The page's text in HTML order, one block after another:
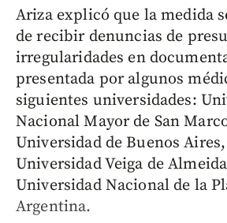
Ariza explicó que la medida
de recibir denuncias de
irregularidades en
presentada por algunos
siguientes universidades:
Nacional Mayor de San
Universidad de Buenos
Universidad Veiga de
Universidad Nacional de la
Argentina.